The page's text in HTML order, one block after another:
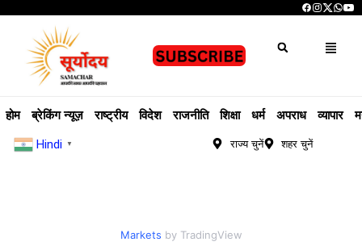
होम ब्रेकिंग न्यूज़ राष्ट्रीय विदेश राजनीति शिक्षा धर्म अपराध व्यापार
Hindi ▼ राज्य चुनें शहर चुनें
Markets by TradingView